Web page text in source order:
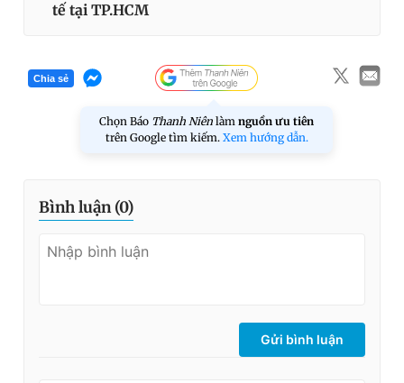
tế tại TP.HCM
Chia sẻ
Chọn Báo Thanh Niên làm nguồn ưu tiên
trên Google tìm kiếm. Xem hướng dẫn.
Bình luận (0)
Gửi bình luận